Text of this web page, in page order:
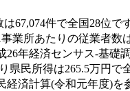
67,074件で全国28位で
事業所あたりの従業者数
26年経済センサス‐基礎
県民所得は265.5万円で
経済計算(令和元年度)を